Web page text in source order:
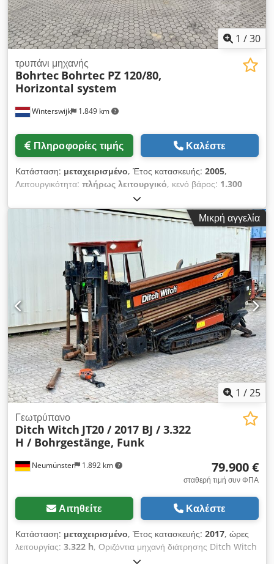
1 /30
Winterswijk 1.849 km
τρυπάνι μηχανής
Bohrtec Bohrtec PZ 120/80,
Horizontal system
Πληροφορίες τιμής Καλέστε
Κατάσταση: μεταχειρισμένο, Έτος κατασκευής: 2005,
Λειτουργικότητα: πλήρως λειτουργικό, κενό βάρος: 1.300
, Οριζόντια διάταξη γεώτρησης/πίεσης, πλήρης, με πολλά
προσαρτήματα. Dodjzp Sa Eepfx Aqgsck Bohrtec PZ 120/80.
Έτος κατασκευής 2005. Βάρος 1300 kg. Δύναμη πίεσης 1200
kN. Δύναμη έλξης 800 kN. Μήκος 325 cm. Πλάτος 60 cm. 46
προσαρτήματα μήκους 100 cm και διαμέτρου 22 cm. 72
προσαρτήματα μήκους 100 cm και διαμέτρου 6 cm. Κιβώτιο με
συνδέσμους και διάφορα άλλα εξαρτήματα. Δείτε τις
φωτογραφίες. Τιμή καθαρή + 21% ΦΠΑ ή καθαρή για εξαγωγή.
Για άμεση επικοινωνία, τηλεφωνήστε ή στείλτε μήνυμα μέσω
WhatsApp. Μιλάμε ολλανδικά. Μιλάμε γερμανικά. Μιλάμε
αγγλικά.
Μικρή αγγελία
1 /25
Neumünster 1.892 km
Γεωτρύπανο
Ditch Witch JT20 / 2017 BJ / 3.322
H / Bohrgestänge, Funk
79.900 €
σταθερή τιμή συν ΦΠΑ
Αιτηθείτε Καλέστε
Κατάσταση: μεταχειρισμένο, Έτος κατασκευής: 2017, ώρες
λειτουργίας: 3.322 h, Οριζόντια μηχανή διάτρησης Ditch Witch
JT20, έτους κατασκευής 2017, με 3.322 ώρες λειτουργίας!